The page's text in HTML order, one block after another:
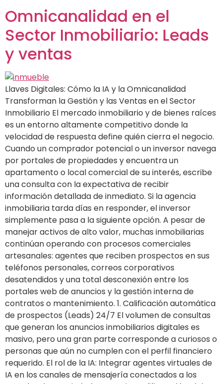
Omnicanalidad en el
Sector Inmobiliario: Leads
y ventas
Llaves Digitales: Cómo la IA y la Omnicanalidad
Transforman la Gestión y las Ventas en el Sector
Inmobiliario El mercado inmobiliario y de bienes raíces
es un entorno altamente competitivo donde la
velocidad de respuesta define quién cierra el negocio.
Cuando un comprador potencial o un inversor navega
por portales de propiedades y encuentra un
apartamento o local comercial de su interés, escribe
una consulta con la expectativa de recibir
información detallada de inmediato. Si la agencia
inmobiliaria tarda días en responder, el inversor
simplemente pasa a la siguiente opción. A pesar de
manejar activos de alto valor, muchas inmobiliarias
continúan operando con procesos comerciales
artesanales: agentes que reciben prospectos en sus
teléfonos personales, correos corporativos
desatendidos y una total desconexión entre los
portales web de anuncios y la gestión interna de
contratos o mantenimiento. 1. Calificación automática
de prospectos (Leads) 24/7 El volumen de consultas
que generan los anuncios inmobiliarios digitales es
masivo, pero una gran parte corresponde a curiosos o
personas que aún no cumplen con el perfil financiero
requerido. El rol de la IA: Integrar agentes virtuales de
IA en los canales de mensajería conectados a los